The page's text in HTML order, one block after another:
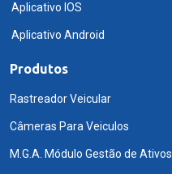
Aplicativo IOS
Aplicativo Android
Produtos
Rastreador Veicular
Câmeras Para Veiculos
M.G.A. Módulo Gestão de Ativos